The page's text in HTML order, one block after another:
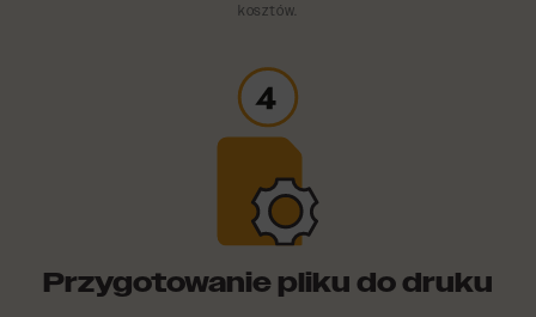
kosztów.
Przygotowanie pliku do druku